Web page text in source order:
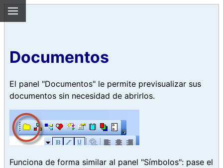
Documentos
El panel "Documentos" le permite previsualizar sus
documentos sin necesidad de abrirlos.
Funciona de forma similar al panel "Símbolos": pase el